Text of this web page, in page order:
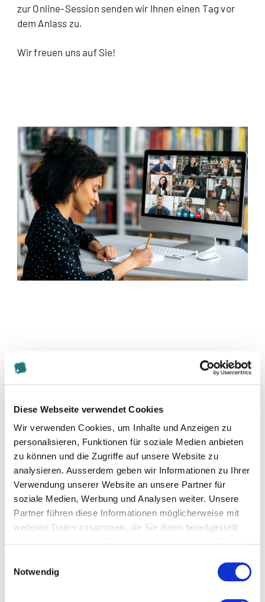
Diese Webseite verwendet Cookies
Wir verwenden Cookies, um Inhalte und Anzeigen zu
personalisieren, Funktionen für soziale Medien anbieten
zu können und die Zugriffe auf unsere Website zu
analysieren. Ausserdem geben wir Informationen zu Ihrer
Verwendung unserer Website an unsere Partner für
soziale Medien, Werbung und Analysen weiter. Unsere
Partner führen diese Informationen möglicherweise mit
weiteren Daten zusammen, die Sie ihnen bereitgestellt
Notwendig
zur Online-Session senden wir Ihnen einen Tag vor
dem Anlass zu.
Wir freuen uns auf Sie!
Diese Seite teilen
Zur Merkliste hinzufügen
Themen die der Veranstaltung zugeordnet sind:
Banking